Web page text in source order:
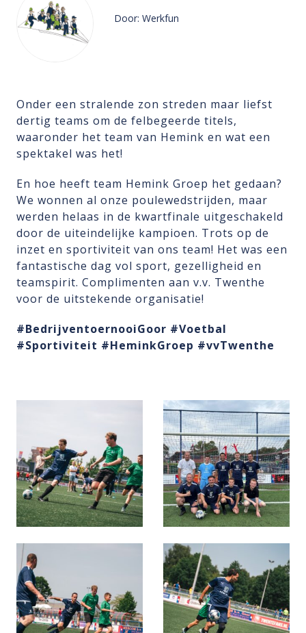
Door: Werkfun
Onder een stralende zon streden maar liefst
dertig teams om de felbegeerde titels,
waaronder het team van Hemink en wat een
spektakel was het!
En hoe heeft team Hemink Groep het gedaan?
We wonnen al onze poulewedstrijden, maar
werden helaas in de kwartfinale uitgeschakeld
door de uiteindelijke kampioen. Trots op de
inzet en sportiviteit van ons team! Het was een
fantastische dag vol sport, gezelligheid en
teamspirit. Complimenten aan v.v. Twenthe
voor de uitstekende organisatie!
#BedrijventoernooiGoor #Voetbal
#Sportiviteit #HeminkGroep #vvTwenthe